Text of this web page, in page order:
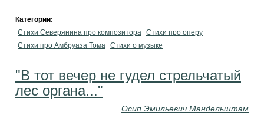
Категории:
Стихи Северянина про композитора Стихи про оперу
Стихи про Амбруаза Тома Стихи о музыке
"В тот вечер не гудел стрельчатый
лес органа..."
Осип Эмильевич Мандельштам